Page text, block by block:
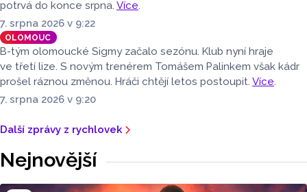
potrvá do konce srpna. Více.
7. srpna 2026 v 9:22
OLOMOUC
B-tým olomoucké Sigmy začalo sezónu. Klub nyní hraje
ve třetí lize. S novým trenérem Tomášem Palinkem však kádr
prošel ráznou změnou. Hráči chtějí letos postoupit. Více.
7. srpna 2026 v 9:20
Další zprávy z rychlovek
Nejnovější